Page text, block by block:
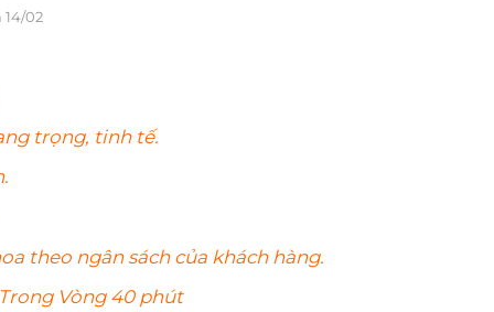
14/02
trọng, tinh tế.
theo ngân sách của khách hàng.
Vòng 40 phút